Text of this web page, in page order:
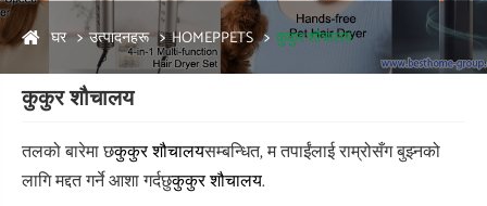
घर उत्पादनहरू HOMEPPETS कुकुर शौचालय
कुकुर शौचालय
तलको बारेमा छकुकुर शौचालयसम्बन्धित, म तपाईंलाई राम्रोसँग बुझ्नको
लागि मद्दत गर्ने आशा गर्दछुकुकुर शौचालय.